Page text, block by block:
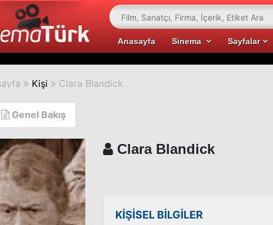
Anasayfa Sinema Sayfalar
Kişi Clara Blandick
Genel Bakış
Clara Blandick
KİŞİSEL BİLGİLER